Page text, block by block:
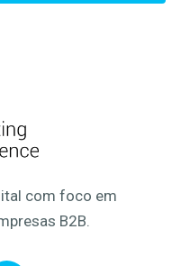
com foco em
B2B.